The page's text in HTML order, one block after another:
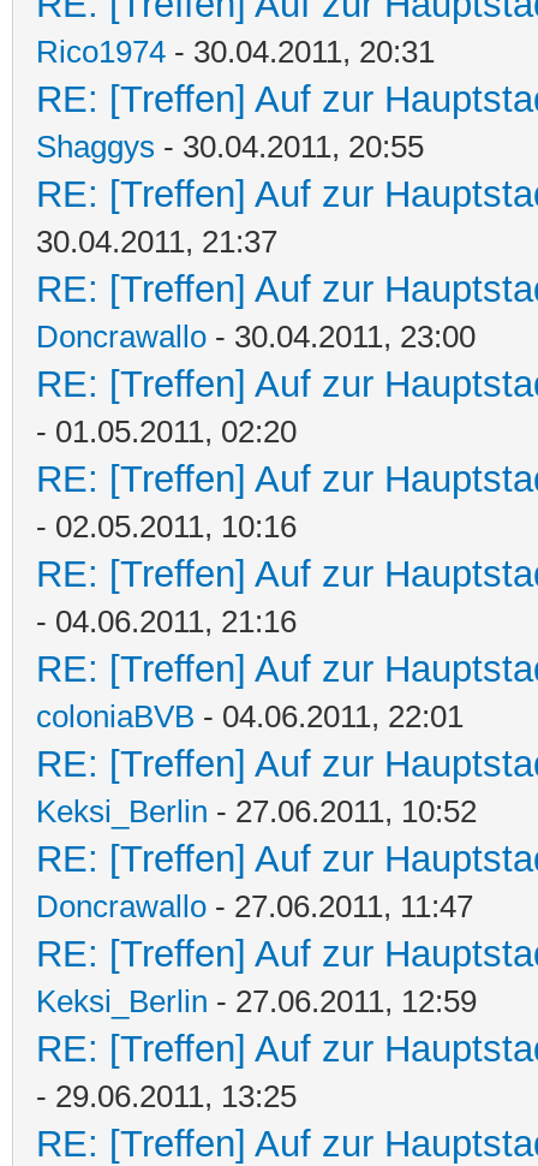
Rico1974 - 30.04.2011, 20:31
RE: [Treffen] Auf zur
Shaggys - 30.04.2011, 20:55
RE: [Treffen] Auf zur
30.04.2011, 21:37
RE: [Treffen] Auf zur
Doncrawallo - 30.04.2011, 23:00
RE: [Treffen] Auf zur
- 01.05.2011, 02:20
RE: [Treffen] Auf zur
- 02.05.2011, 10:16
RE: [Treffen] Auf zur
- 04.06.2011, 21:16
RE: [Treffen] Auf zur
coloniaBVB - 04.06.2011, 22:01
RE: [Treffen] Auf zur
Keksi_Berlin - 27.06.2011, 10:52
RE: [Treffen] Auf zur
Doncrawallo - 27.06.2011, 11:47
RE: [Treffen] Auf zur
Keksi_Berlin - 27.06.2011, 12:59
RE: [Treffen] Auf zur
- 29.06.2011, 13:25
RE: [Treffen] Auf zur